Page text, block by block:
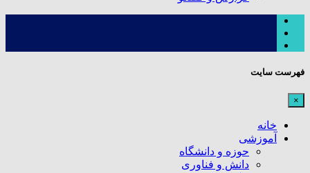
فهرست سایت
×
خانه
آموزشی
حوزه و دانشگاه
دانش و فناوری